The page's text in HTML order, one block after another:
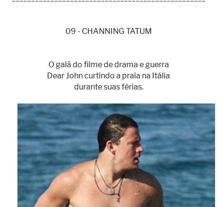
09 - CHANNING TATUM
O galã do filme de drama e guerra
Dear John curtindo a praia na Itália
durante suas férias.